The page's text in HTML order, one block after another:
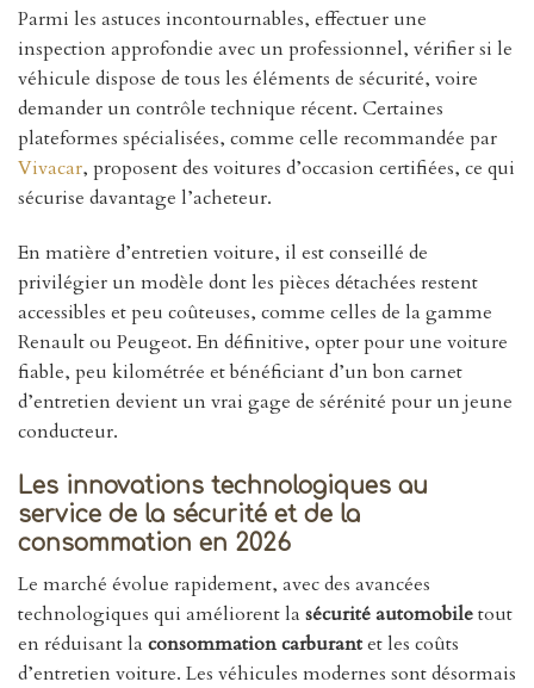
Parmi les astuces incontournables, effectuer une
inspection approfondie avec un professionnel, vérifier si le
véhicule dispose de tous les éléments de sécurité, voire
demander un contrôle technique récent. Certaines
plateformes spécialisées, comme celle recommandée par
Vivacar, proposent des voitures d’occasion certifiées, ce qui
sécurise davantage l’acheteur.
En matière d’entretien voiture, il est conseillé de
privilégier un modèle dont les pièces détachées restent
accessibles et peu coûteuses, comme celles de la gamme
Renault ou Peugeot. En définitive, opter pour une voiture
fiable, peu kilométrée et bénéficiant d’un bon carnet
d’entretien devient un vrai gage de sérénité pour un jeune
conducteur.
Les innovations technologiques au
service de la sécurité et de la
consommation en 2026
Le marché évolue rapidement, avec des avancées
technologiques qui améliorent la sécurité automobiletout
en réduisant la consommation carburantet les coûts
d’entretien voiture. Les véhicules modernes sont désormais